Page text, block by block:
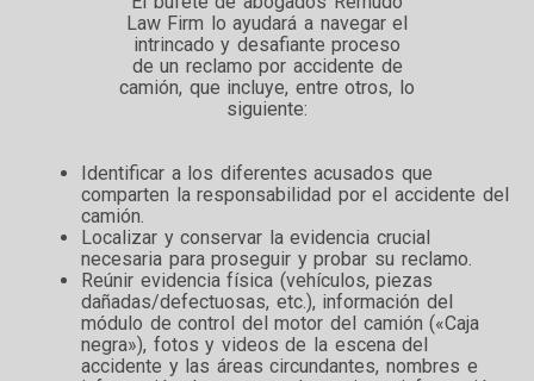
Law Firm lo ayudará a navegar el
intrincado y desafiante proceso
de un reclamo por accidente de
camión, que incluye, entre otros, lo
siguiente:
Identificar a los diferentes acusados que
comparten la responsabilidad por el accidente del
camión.
Localizar y conservar la evidencia crucial
necesaria para proseguir y probar su reclamo.
Reúnir evidencia física (vehículos, piezas
dañadas/defectuosas, etc.), información del
módulo de control del motor del camión («Caja
negra»), fotos y videos de la escena del
accidente y las áreas circundantes, nombres e